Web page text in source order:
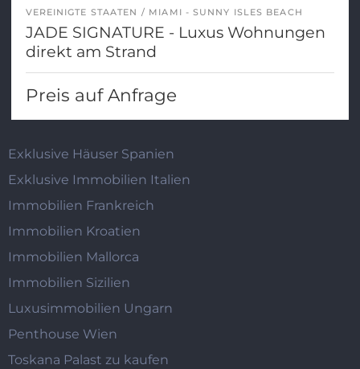
VEREINIGTE STAATEN MIAMI - SUNNY ISLES BEACH
JADE SIGNATURE - Luxus Wohnungen
direkt am Strand
Preis auf Anfrage
Exklusive Häuser Spanien
Exklusive Immobilien Italien
Immobilien Frankreich
Immobilien Kroatien
Immobilien Mallorca
Immobilien Sizilien
Luxusimmobilien Ungarn
Penthouse Wien
Toskana Palast zu kaufen